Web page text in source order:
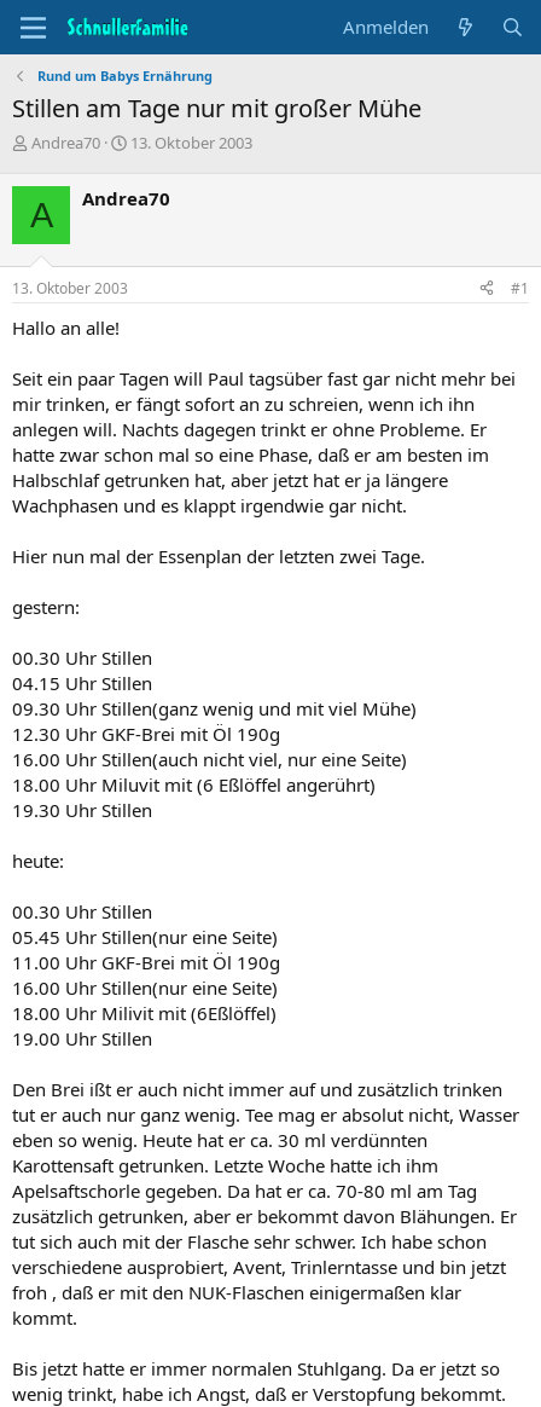
Anmelden
Rund um Babys Ernährung
Stillen am Tage nur mit großer Mühe
T
e
m
e
n
s
t
r
e
r
Andrea70
B
i
d
13. Oktober 2003
A Andrea70
13. Oktober 2003 #1
Hallo an alle!
Seit ein paar Tagen will Paul tagsüber fast gar nicht mehr bei
mir trinken, er fängt sofort an zu schreien, wenn ich ihn
anlegen will. Nachts dagegen trinkt er ohne Probleme. Er
hatte zwar schon mal so eine Phase, daß er am besten im
Halbschlaf getrunken hat, aber jetzt hat er ja längere
Wachphasen und es klappt irgendwie gar nicht.
Hier nun mal der Essenplan der letzten zwei Tage.
gestern:
00.30 Uhr Stillen
04.15 Uhr Stillen
09.30 Uhr Stillen(ganz wenig und mit viel Mühe)
12.30 Uhr GKF-Brei mit Öl 190g
16.00 Uhr Stillen(auch nicht viel, nur eine Seite)
18.00 Uhr Miluvit mit (6 Eßlöffel angerührt)
19.30 Uhr Stillen
heute:
00.30 Uhr Stillen
05.45 Uhr Stillen(nur eine Seite)
11.00 Uhr GKF-Brei mit Öl 190g
16.00 Uhr Stillen(nur eine Seite)
18.00 Uhr Milivit mit (6Eßlöffel)
19.00 Uhr Stillen
Den Brei ißt er auch nicht immer auf und zusätzlich trinken
tut er auch nur ganz wenig. Tee mag er absolut nicht, Wasser
eben so wenig. Heute hat er ca. 30 ml verdünnten
Karottensaft getrunken. Letzte Woche hatte ich ihm
Apelsaftschorle gegeben. Da hat er ca. 70-80 ml am Tag
zusätzlich getrunken, aber er bekommt davon Blähungen. Er
tut sich auch mit der Flasche sehr schwer. Ich habe schon
verschiedene ausprobiert, Avent, Trinlerntasse und bin jetzt
froh , daß er mit den NUK-Flaschen einigermaßen klar
kommt.
Bis jetzt hatte er immer normalen Stuhlgang. Da er jetzt so
wenig trinkt, habe ich Angst, daß er Verstopfung bekommt.